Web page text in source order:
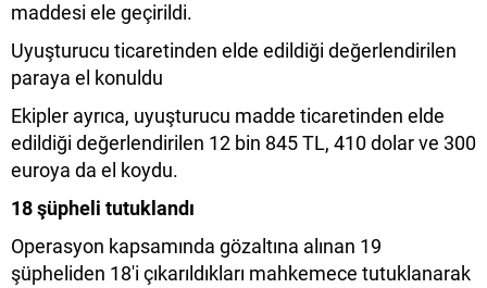
maddesi ele geçirildi.
Uyuşturucu ticaretinden elde edildiği değerlendirilen
paraya el konuldu
Ekipler ayrıca, uyuşturucu madde ticaretinden elde
edildiği değerlendirilen 12 bin 845 TL, 410 dolar ve 300
euroya da el koydu.
18 şüpheli tutuklandı
Operasyon kapsamında gözaltına alınan 19
şüpheliden 18'i çıkarıldıkları mahkemece tutuklanarak